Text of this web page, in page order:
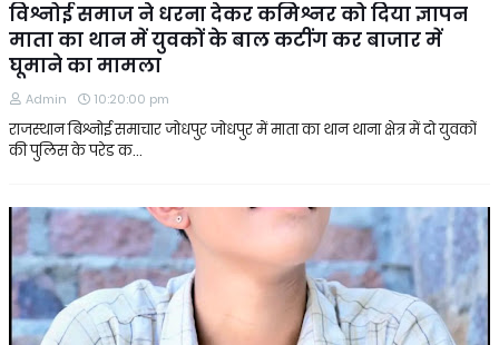
विश्नोई समाज ने धरना देकर कमिश्नर को दिया ज्ञापन
माता का थान में युवकों के बाल कटींग कर बाजार में
घूमाने का मामला
Admin 10:20:00 pm
राजस्थान बिश्नोई समाचार जोधपुर जोधपुर में माता का थान थाना क्षेत्र में दो युवकों
की पुलिस के परेड क…